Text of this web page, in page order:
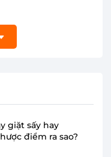
giặt sấy hay
điểm ra sao?